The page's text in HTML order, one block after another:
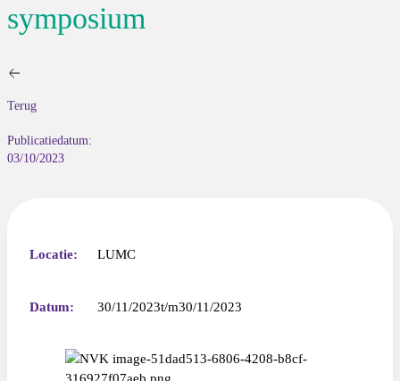
symposium
Terug
Publicatiedatum:
03/10/2023
Locatie: LUMC
Datum: 30/11/2023 30/11/2023